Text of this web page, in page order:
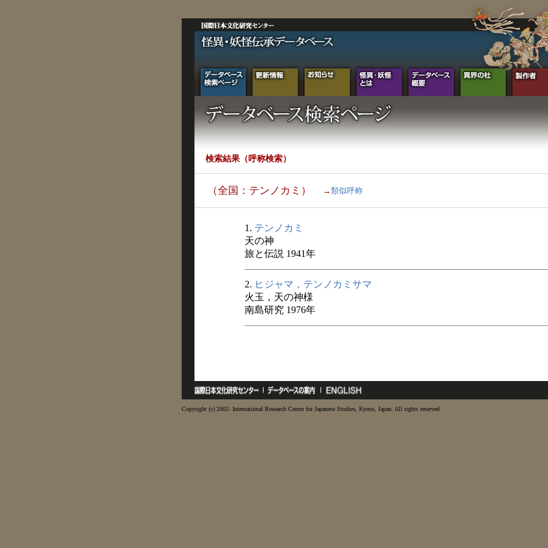
検索結果（呼称検索）
（全国：テンノカミ） →類似呼称
1. テンノカミ
天の神
旅と伝説 1941年
2. ヒジャマ，テンノカミサマ
火玉，天の神様
南島研究 1976年
Copyright (c) 2002- International Research Center for Japanese Studies, Kyoto, Japan. All rights reserved.